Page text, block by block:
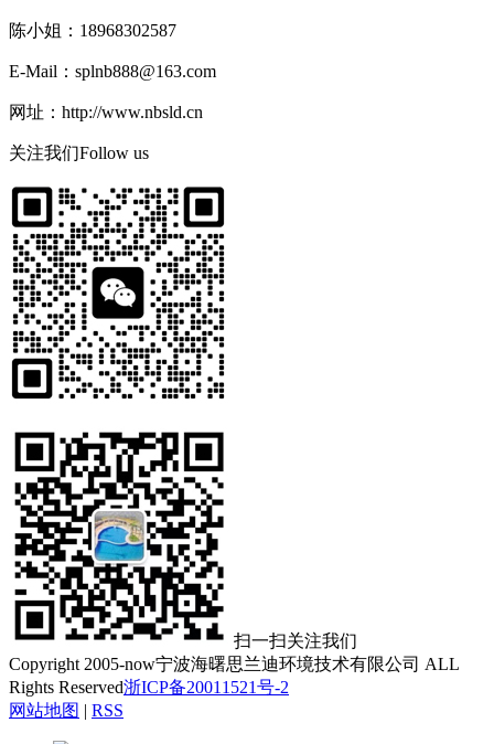
陈小姐：18968302587
E-Mail：splnb888@163.com
网址：http://www.nbsld.cn
关注我们Follow us
扫一扫关注我们
Copyright 2005-now宁波海曙思兰迪环境技术有限公司 ALL
Rights Reserved浙ICP备20011521号-2
网站地图 | RSS